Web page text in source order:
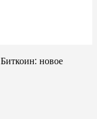
Биткоин: новое